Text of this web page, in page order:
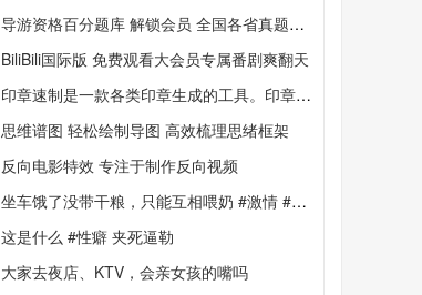
导游资格百分题库 解锁会员 全国各省真题刷题备考
BiliBili国际版 免费观看大会员专属番剧爽翻天
印章速制是一款各类印章生成的工具。印章速制功能里有规则印章与另类印章两类
思维谱图 轻松绘制导图 高效梳理思绪框架
反向电影特效 专注于制作反向视频
坐车饿了没带干粮，只能互相喂奶 #激情 #网约车
这是什么 #性癖 夹死逼勒
大家去夜店、KTV，会亲女孩的嘴吗